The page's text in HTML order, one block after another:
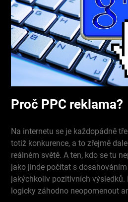
Proč PPC reklama?
Na internetu se je každopádně
totiž konkurence, a to zřejmě
reálném světě. A ten, kdo se tu
jako jinde počítat s
jakýchkoliv pozitivních výsledků.
logicky záhodno neopomenout